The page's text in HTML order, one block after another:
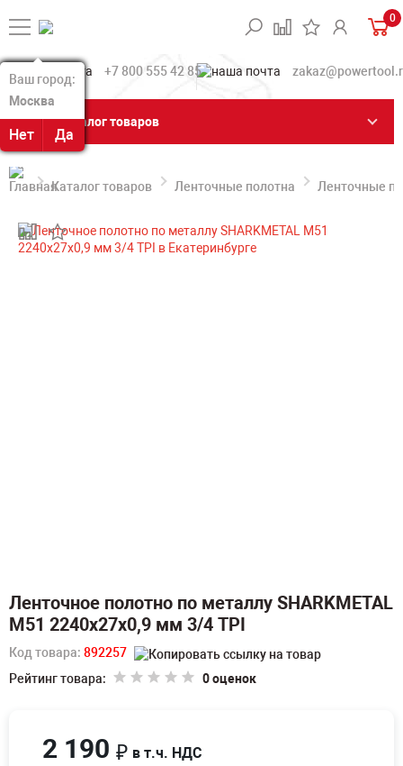
Ваш город:
Москва
Нет Да
Ваш город:
Москва
Нет Да
0
+7 800 555 42 85
Каталог товаров
Каталог товаров Ленточные полотна Ленточные
Ленточное полотно по металлу SHARKMETAL
M51 2240х27х0,9 мм 3/4 TPI
Код товара: 892257
Рейтинг товара:
0 оценок
2 190 ₽ в т.ч. НДС